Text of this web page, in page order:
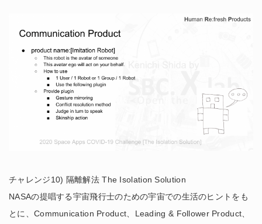
チャレンジ10) 隔離解法 The Isolation Solution
NASAの提唱する宇宙飛行士のための宇宙での生活のヒントをも
とに、Communication Product、Leading & Follower Product、